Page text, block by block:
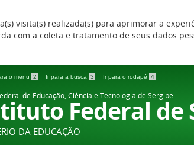
visita(s) realizada(s) para aprimorar a
com a coleta e tratamento de seus dados
o menu 2 Ir para a busca 3 Ir para o rodapé 4
de Educação, Ciência e Tecnologia de Sergipe
Federal de
DA EDUCAÇÃO